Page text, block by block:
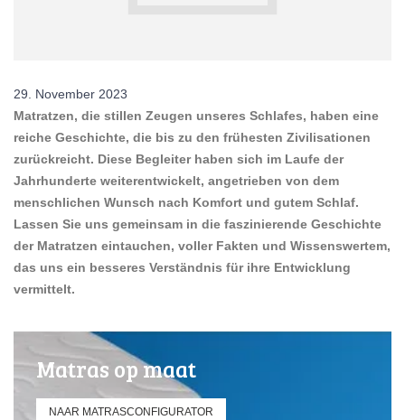
29. November 2023
Matratzen, die stillen Zeugen unseres Schlafes, haben eine
reiche Geschichte, die bis zu den frühesten Zivilisationen
zurückreicht. Diese Begleiter haben sich im Laufe der
Jahrhunderte weiterentwickelt, angetrieben von dem
menschlichen Wunsch nach Komfort und gutem Schlaf.
Lassen Sie uns gemeinsam in die faszinierende Geschichte
der Matratzen eintauchen, voller Fakten und Wissenswertem,
das uns ein besseres Verständnis für ihre Entwicklung
vermittelt.
Matras op maat
NAAR MATRASCONFIGURATOR